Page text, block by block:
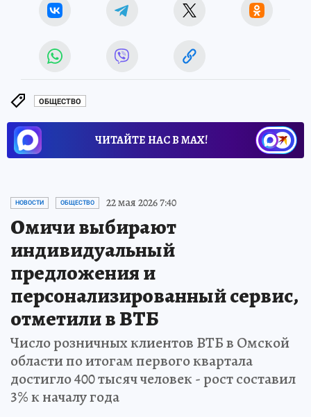
ОБЩЕСТВО
ЧИТАЙТЕ НАС В МАХ!
НОВОСТИ ОБЩЕСТВО 22 мая 2026 7:40
Омичи выбирают
индивидуальный
предложения и
персонализированный сервис,
отметили в ВТБ
Число розничных клиентов ВТБ в Омской
области по итогам первого квартала
достигло 400 тысяч человек - рост составил
3% к началу года